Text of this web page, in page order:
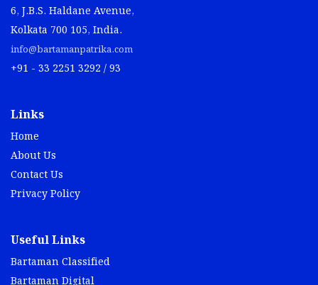
6, J.B.S. Haldane Avenue,
Kolkata 700 105, India.
info@bartamanpatrika.com
+91 - 33 2251 3292 / 93
Links
Home
About Us
Contact Us
Privacy Policy
Useful Links
Bartaman Classified
Bartaman Digital